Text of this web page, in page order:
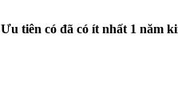
Ưu tiên có đã có ít nhất 1 năm